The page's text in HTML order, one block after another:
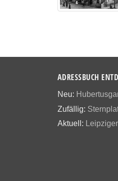
ADRESSBUCH
Neu:
Zufällig:
Aktuell: